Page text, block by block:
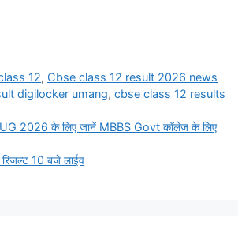
12, Cbse class 12 result 2026 news
digilocker umang, cbse class 12 results
2026 के लिए जानें MBBS Govt कॉलेज के लिए
10 बजे लाईव